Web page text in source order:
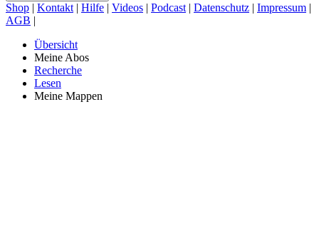
Shop | Kontakt | Hilfe | Videos | Podcast | Datenschutz | Impressum |
AGB |
Übersicht
Meine Abos
Recherche
Lesen
Meine Mappen